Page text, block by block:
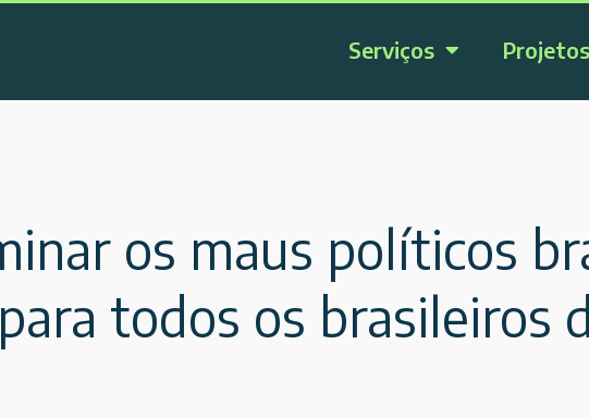
Serviços Projetos
os maus políticos
todos os brasileiros